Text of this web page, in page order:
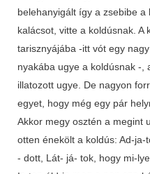
belehanyigált így a zsebibe a
kalácsot, vitte a koldúsnak. A
tarisznyájába -itt vót egy
nyakába ugye a koldúsnak -,
illatozott ugye. De nagyon
egyet, hogy még egy pár
Akkor megy osztén a megint
otten énekölt a koldús: Ad-
- dott, Lát- já- tok, hogy mi-